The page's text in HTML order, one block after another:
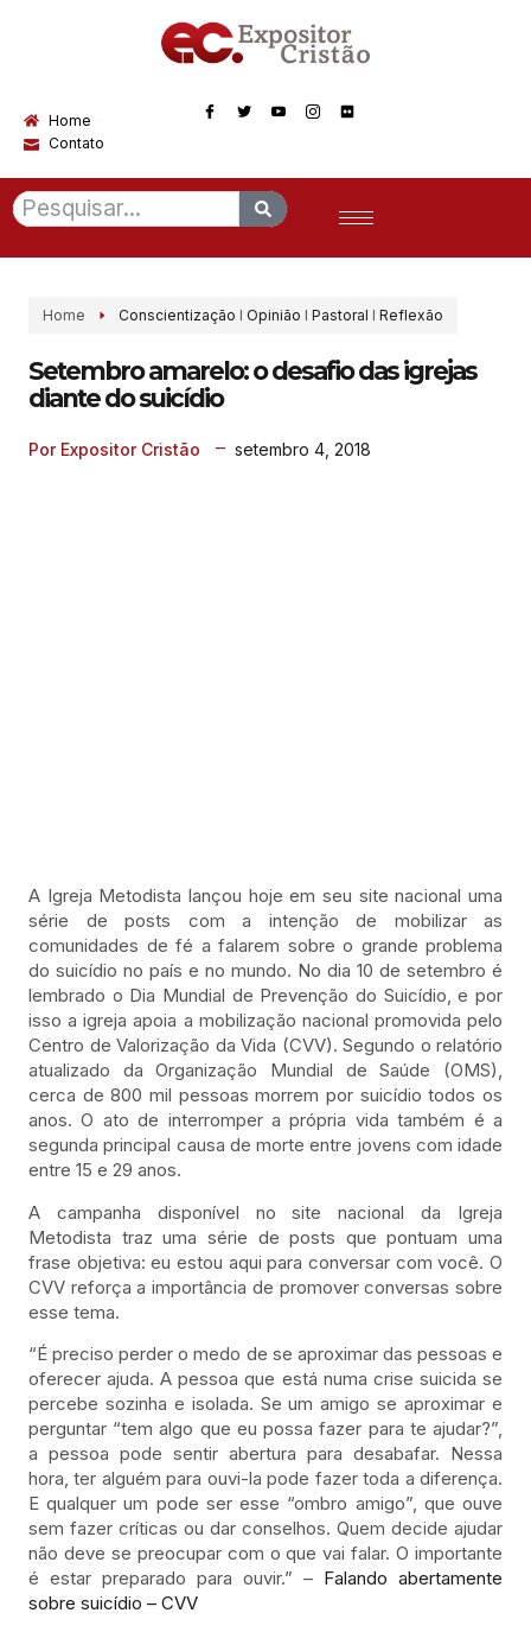
Home
Contato
Home Conscientização I Opinião I Pastoral I Reflexão
Setembro amarelo: o desafio das igrejas
diante do suicídio
Por Expositor Cristão setembro 4, 2018
A Igreja Metodista lançou hoje em seu site nacional uma
série de posts com a intenção de mobilizar as
comunidades de fé a falarem sobre o grande problema
do suicídio no país e no mundo. No dia 10 de setembro é
lembrado o Dia Mundial de Prevenção do Suicídio, e por
isso a igreja apoia a mobilização nacional promovida pelo
Centro de Valorização da Vida (CVV). Segundo o relatório
atualizado da Organização Mundial de Saúde (OMS),
cerca de 800 mil pessoas morrem por suicídio todos os
anos. O ato de interromper a própria vida também é a
segunda principal causa de morte entre jovens com idade
entre 15 e 29 anos.
A campanha disponível no site nacional da Igreja
Metodista traz uma série de posts que pontuam uma
frase objetiva: eu estou aqui para conversar com você. O
CVV reforça a importância de promover conversas sobre
esse tema.
“É preciso perder o medo de se aproximar das pessoas e
oferecer ajuda. A pessoa que está numa crise suicida se
percebe sozinha e isolada. Se um amigo se aproximar e
perguntar “tem algo que eu possa fazer para te ajudar?”,
a pessoa pode sentir abertura para desabafar. Nessa
hora, ter alguém para ouvi-la pode fazer toda a diferença.
E qualquer um pode ser esse “ombro amigo”, que ouve
sem fazer críticas ou dar conselhos. Quem decide ajudar
não deve se preocupar com o que vai falar. O importante
é estar preparado para ouvir.” – Falando abertamente
sobre suicídio – CVV